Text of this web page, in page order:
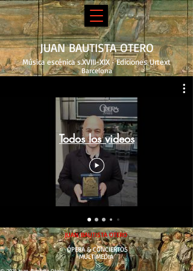
JUAN BAUTISTA OTERO
Música escénica s.XVIII-XIX · Ediciones Urtext
Barcelona
JUAN BAUTISTA OTERO
ÓPERA & CONCIERTOS
MULTIMEDIA
Todos los videos